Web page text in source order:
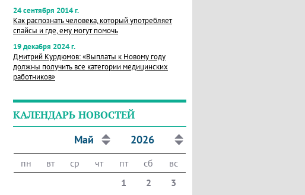
24 сентября 2014 г.
Как распознать человека, который употребляет
спайсы и где, ему могут помочь
19 декабря 2024 г.
Дмитрий Курдюмов: «Выплаты к Новому году
должны получить все категории медицинских
работников»
КАЛЕНДАРЬ НОВОСТЕЙ
Май 2026
пн вт ср чт пт сб
вс
1
2
3